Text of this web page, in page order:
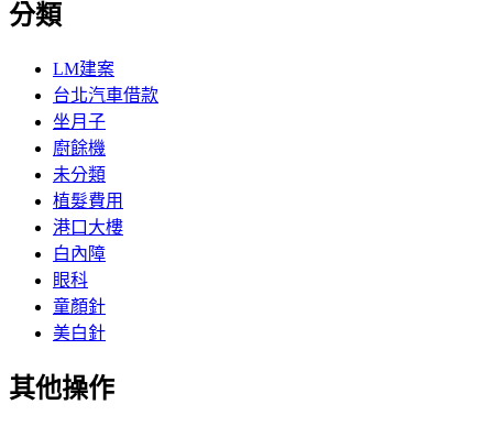
分類
LM建案
台北汽車借款
坐月子
廚餘機
未分類
植髮費用
港口大樓
白內障
眼科
童顏針
美白針
其他操作